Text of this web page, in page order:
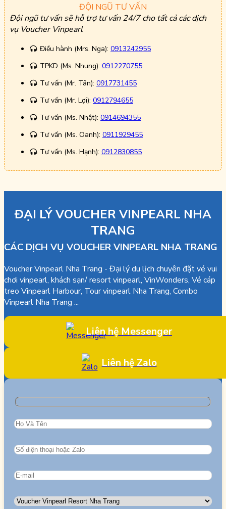
ĐỘI NGŨ TƯ VẤN
Đội ngũ tư vấn sẽ hỗ trợ tư vấn 24/7 cho tất cả các dịch
vụ Voucher Vinpearl
Điều hành (Mrs. Nga): 0913242955
TPKD (Ms. Nhung): 0912270755
Tư vấn (Mr. Tân): 0917731455
Tư vấn (Mr. Lợi): 0912794655
Tư vấn (Ms. Nhật): 0914694355
Tư vấn (Ms. Oanh): 0911929455
Tư vấn (Ms. Hạnh): 0912830855
ĐẠI LÝ VOUCHER VINPEARL NHA
TRANG
CÁC DỊCH VỤ VOUCHER VINPEARL NHA TRANG
Voucher Vinpearl Nha Trang - Đại lý du lịch chuyên đặt vé vui
chơi vinpearl, khách sạn/ resort vinpearl, VinWonders, Vé cáp
treo Vinpearl Harbour, Tour vinpearl Nha Trang, Combo
Vinpearl Nha Trang ...
Liên hệ Messenger
Liên hệ Zalo